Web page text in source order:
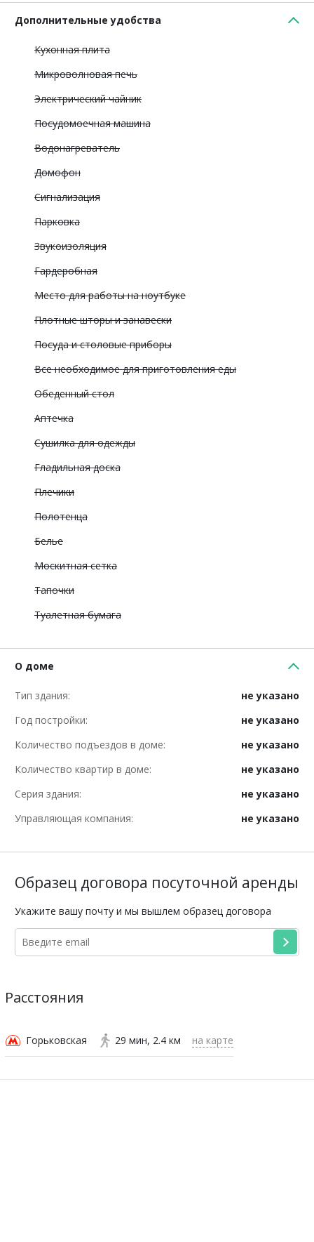
Дополнительные удобства
Кухонная плита
Микроволновая печь
Электрический чайник
Посудомоечная машина
Водонагреватель
Домофон
Сигнализация
Парковка
Звукоизоляция
Гардеробная
Место для работы на ноутбуке
Плотные шторы и занавески
Посуда и столовые приборы
Все необходимое для приготовления еды
Обеденный стол
Аптечка
Сушилка для одежды
Гладильная доска
Плечики
Полотенца
Белье
Москитная сетка
Тапочки
Туалетная бумага
О доме
Тип здания:
не указано
Год постройки:
не указано
Количество подъездов в доме:
не указано
Количество квартир в доме:
не указано
Серия здания:
не указано
Управляющая компания:
не указано
Образец договора посуточной аренды
Укажите вашу почту и мы вышлем образец договора
Расстояния
Горьковская 29 мин 2.4 км на карте